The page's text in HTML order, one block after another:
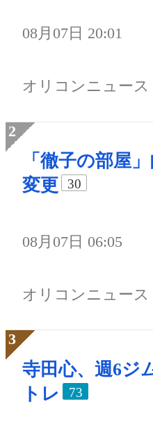
08月07日 20:01
オリコンニュース
「徹子の部屋
変更
30
08月07日 06:05
オリコンニュース
寺田心、週6ジ
トレ
73